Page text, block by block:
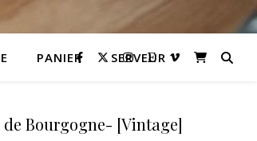
PANIER SERVEUR
Bourgogne- [Vintage]